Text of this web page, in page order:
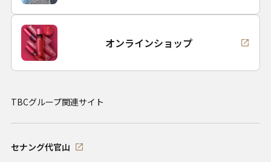
オンラインショップ
TBCグループ関連サイト
セナング代官山